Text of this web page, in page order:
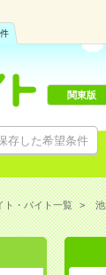
件
存した希望条件
関東版
ト・バイト一覧